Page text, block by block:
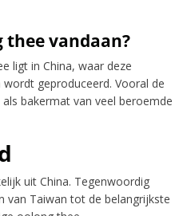
vandaan?
ligt in China, waar deze
geproduceerd. Vooral de
bakermat van veel beroemde
uit China. Tegenwoordig
van Taiwan tot de belangrijkste